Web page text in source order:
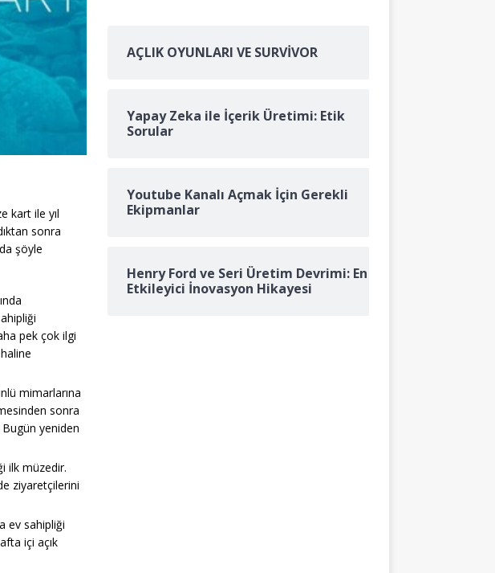
kart ile yıl
sonra
şöyle
pek çok ilgi
mimarlarına
sonra
Bugün yeniden
ilk müzedir.
ziyaretçilerini
ev sahipliği
içi açık
AÇLIK OYUNLARI VE SURVİVOR
Yapay Zeka ile İçerik Üretimi: Etik
Sorular
Youtube Kanalı Açmak İçin Gerekli
Ekipmanlar
Henry Ford ve Seri Üretim Devrimi: En
Etkileyici İnovasyon Hikayesi